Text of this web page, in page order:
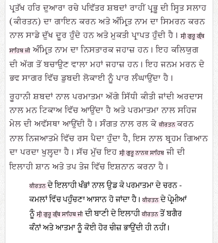
ਪ੍ਰਤੱਖ ਹਰਿ ਦੁਆਰਾ ਰਚੇ ਪਵਿੱਤਰ ਸ਼ਬਦਾਂ ਰਾਹੀਂ ਪ੍ਰਭੂ ਦੀ ਸ੍ਹਿਤ ਸਲਾਹ
(ਕੀਰਤਨ) ਦਾ ਗਾਇਨ ਕਰਨ ਅਤੇ ਅੰਮ੍ਰਿਤ ਨਾਮ ਦਾ ਸਿਮਰਨ ਕਰਨ
ਨਾਲ ਸਾਡੇ ਦੁੱਖ ਦੂਰ ਹੁੰਦੇ ਹਨ ਅਤੇ ਮੁਕਤੀ ਪ੍ਰਾਪਤ ਹੁੰਦੀ ਹੈ।ਸ੍ਰੀ ਗੁਰੂ ਗ੍ਰੰਥ
ਸਾਹਿਬ ਜੀ ਅੰਮ੍ਰਿਤ ਨਾਮ ਦਾ ਨਿਸਤਾਰਕ ਜਹਾਜ਼ ਹਨ। ਇਹ ਕਲਿਯੁਗ
ਦੀ ਅੱਗ ਤੋਂ ਬਚਾਉਣ ਵਾਲਾ ਮਹਾਂ ਜਹਾਜ਼ ਹਨ। ਇਹ ਜਨਮ ਮਰਨ ਦੇ
ਭਵ ਸਾਗਰ ਵਿੱਚ ਡੁਬਦੀ ਲੋਕਾਈ ਨੂੰ ਪਾਰ ਲੰਘਾਉਂਦਾ ਹੈ।
ਰੂਹਾਨੀ ਸ਼ਬਦਾਂ ਨਾਲ ਪਰਮਾਤਮਾ ਅੱਗੇ ਸਿੱਧੀ ਕੀਤੀ ਜਾਂਦੀ ਅਰਦਾਸ
ਨਾਲ ਮਨ ਟਿਕਾਅ ਵਿੱਚ ਆਉਂਦਾ ਹੈ ਅਤੇ ਪਰਮਾਤਮਾ ਨਾਲ ਸਹਿਜ
ਮੇਲ ਦੀ ਅਵੱਸਥਾ ਆਉਂਦੀ ਹੈ। ਸੰਗਤ ਨਾਲ ਰਲ ਕੇਕੀਰਤਨ ਕਰਨ
ਨਾਲ ਨਿਜਆਤਮੇ ਵਿੱਚ ਰਸ ਪੈਦਾ ਹੁੰਦਾ ਹੈ, ਇਸ ਨਾਲ ਬ੍ਰਹਮ ਗਿਆਨ
ਦਾ ਪਰਦਾ ਖੁਲ੍ਹਦਾ ਹੈ। ਸੱਚ ਮੁੱਚ ਇਹਸ੍ਰੀ ਗੁਰੂ ਨਾਨਕ ਸਾਹਿਬ ਜੀ ਦੀ
ਇਲਾਹੀ ਸ਼ਾਨ ਅਤੇ ਤਪ ਤੇਜ ਵਿੱਚ ਇਸ਼ਨਾਨ ਕਰਨਾ ਹੈ।
ਕੀਰਤਨ ਦੇ ਇਲਾਹੀ ਖੰਭਾਂ ਨਾਲ ਉਡ ਕੇ ਪਰਮਾਤਮਾ ਦੇ ਚਰਨ -
ਕਮਲਾਂ ਵਿੱਚ ਪਹੁੰਚਣਾ ਆਸਾਨ ਹੋ ਜਾਂਦਾ ਹੈ।ਕੀਰਤਨ ਦੇ ਪ੍ਰੇਮੀਆਂ
ਨੂੰਸ੍ਰੀ ਗੁਰੂ ਗ੍ਰੰਥ ਸਾਹਿਬ ਜੀ ਦੀ ਬਾਣੀ ਦੇ ਇਲਾਹੀਕੀਰਤਨ ਤੋਂ ਬਗੈਰ
ਕੰਨਾਂ ਅਤੇ ਆਤਮਾ ਨੂੰ ਕੋਈ ਹੋਰ ਚੀਜ਼ ਭਾਉਂਦੀ ਹੀ ਨਹੀਂ।